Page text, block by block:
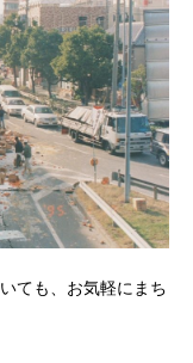
ても、お気軽にまち